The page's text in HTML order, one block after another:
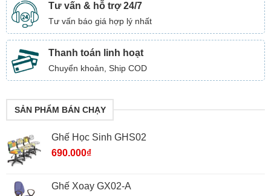
Tư vấn & hỗ trợ 24/7
Tư vấn báo giá hợp lý nhất
Thanh toán linh hoạt
Chuyển khoản, Ship COD
SẢN PHẨM BÁN CHẠY
Ghế Học Sinh GHS02
690.000₫
Ghế Xoay GX02-A